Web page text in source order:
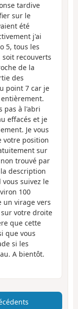
tardive
sur le
été
j'ai
5, tous les
recouverts
de la
des
point 7 car je
pas à l'abri
effacés et je
Je vous
votre position
sur
trouvé par
description
suivez le
100
un virage vers
votre droite
que cette
que vous
si les
A bientôt.